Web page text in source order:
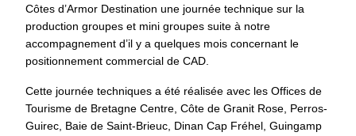
Côtes d’Armor Destination une journée technique sur la
production groupes et mini groupes suite à notre
accompagnement d’il y a quelques mois concernant le
positionnement commercial de CAD.
Cette journée techniques a été réalisée avec les Offices de
Tourisme de Bretagne Centre, Côte de Granit Rose, Perros-
Guirec, Baie de Saint-Brieuc, Dinan Cap Fréhel, Guingamp